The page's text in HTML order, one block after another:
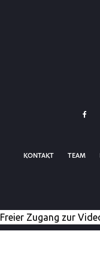
KONTAKT TEAM